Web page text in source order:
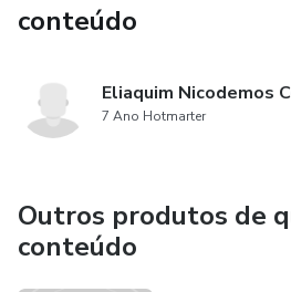
conteúdo
Eliaquim Nicodemos
7 Ano Hotmarter
Outros produtos de
conteúdo